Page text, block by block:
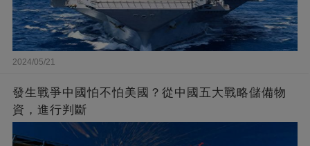
2024/05/21
發生戰爭中國怕不怕美國？從中國五大戰略儲備物
資，進行判斷